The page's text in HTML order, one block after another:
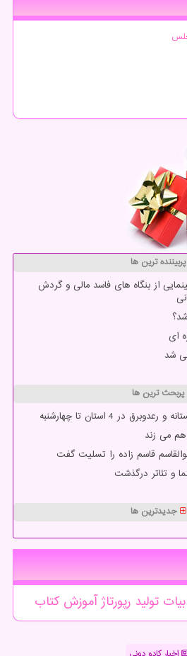
پربیننده ترین ها
از بنگاه های فاسد مالی و گردش
ای
شد
پربحث ترین ها
در 4 استان تا چهارشنبه
هم می زند
قاسم زاده را تسلیت گفت
و تئاتر درگذشت
جدیدترین ها
تولید رپورتاژآموزشكتاب